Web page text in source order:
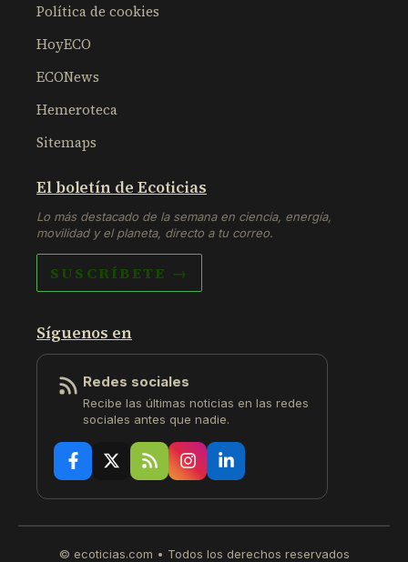
Política de cookies
HoyECO
ECONews
Hemeroteca
Sitemaps
El boletín de Ecoticias
Lo más destacado de la semana en ciencia, energía,
movilidad y el planeta, directo a tu correo.
SUSCRÍBETE →
Síguenos en
Redes sociales
Recibe las últimas noticias en las redes
sociales antes que nadie.
© ecoticias.com • Todos los derechos reservados